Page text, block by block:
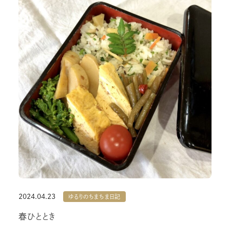
2024.04.23 ゆるりのちまちま日記
春ひととき